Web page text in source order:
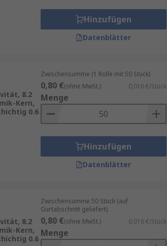
Hinzufügen
Datenblätter
8.2
Kern,
0.6
Zwischensumme (1 Rolle mit 50 Stück)
0,80 €(ohne MwSt.) 0,016 €/Stück
Menge
Hinzufügen
Datenblätter
8.2
Kern,
0.6
Zwischensumme 50 Stück (auf
Gurtabschnitt geliefert)
0,80 €(ohne MwSt.) 0,016 €/Stück
Menge